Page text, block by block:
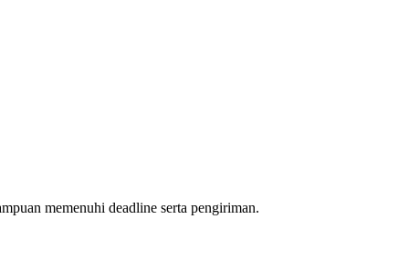
memenuhi deadline serta pengiriman.